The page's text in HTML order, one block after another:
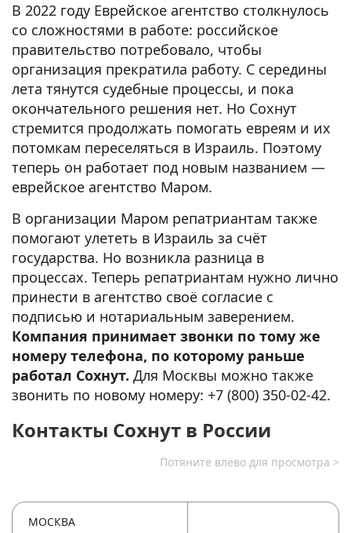
В 2022 году Еврейское агентство столкнулось
со сложностями в работе: российское
правительство потребовало, чтобы
организация прекратила работу. С середины
лета тянутся судебные процессы, и пока
окончательного решения нет. Но Сохнут
стремится продолжать помогать евреям и их
потомкам переселяться в Израиль. Поэтому
теперь он работает под новым названием —
еврейское агентство Маром.
В организации Маром репатриантам также
помогают улететь в Израиль за счёт
государства. Но возникла разница в
процессах. Теперь репатриантам нужно лично
принести в агентство своё согласие с
подписью и нотариальным заверением.
Компания принимает звонки по тому же
номеру телефона, по которому раньше
работал Сохнут. Для Москвы можно также
звонить по новому номеру: +7 (800) 350-02-42.
Контакты Сохнут в России
МОСКВА